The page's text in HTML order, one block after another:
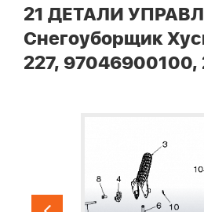
21 ДЕТАЛИ
Снегоуборщик
227,